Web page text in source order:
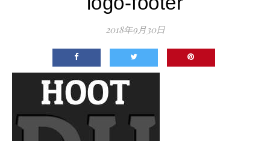
2018年9月30日